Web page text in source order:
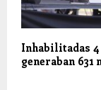
Inhabilitadas 4
generaban